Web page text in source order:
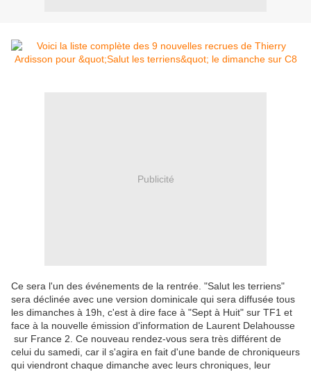
Publicité
Ce sera l'un des événements de la rentrée. "Salut les terriens"
sera déclinée avec une version dominicale qui sera diffusée tous
les dimanches à 19h, c'est à dire face à "Sept à Huit" sur TF1 et
face à la nouvelle émission d'information de Laurent Delahousse
sur France 2. Ce nouveau rendez-vous sera très différent de
celui du samedi, car il s'agira en fait d'une bande de chroniqueurs
qui viendront chaque dimanche avec leurs chroniques, leur